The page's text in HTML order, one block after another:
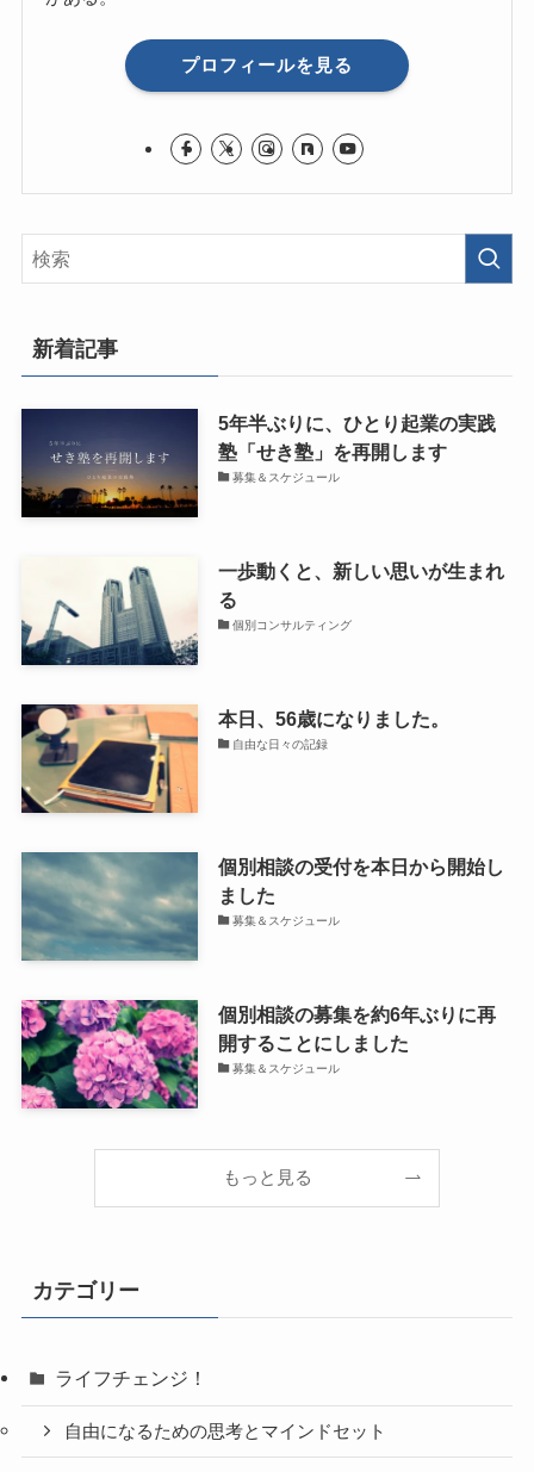
プロフィールを見る
新着記事
5年半ぶりに、ひとり起業の実践
塾「せき塾」を再開します
募集＆スケジュール
一歩動くと、新しい思いが生まれ
る
個別コンサルティング
本日、56歳になりました。
自由な日々の記録
個別相談の受付を本日から開始し
ました
募集＆スケジュール
個別相談の募集を約6年ぶりに再
開することにしました
募集＆スケジュール
もっと見る
カテゴリー
ライフチェンジ！
自由になるための思考とマインドセット